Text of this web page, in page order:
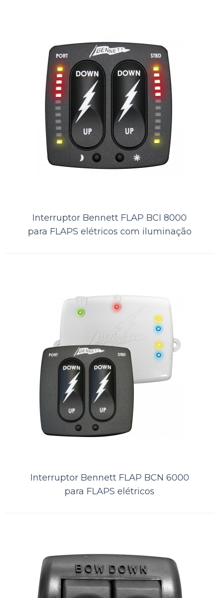
Flap Bennett HIDRAULICO 12x9
com placas ( sem botão) Modelo
Comparar
Lista de Desejos
Interruptor Bennett FLAP BCI 8000
para FLAPS elétricos com iluminação
Interruptor Bennett FLAP BCN 6000
para FLAPS elétricos